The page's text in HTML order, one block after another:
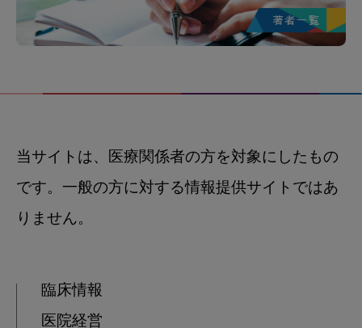
当サイトは、医療関係者の方を対象にしたもの
です。一般の方に対する情報提供サイトではあ
りません。
臨床情報
医院経営